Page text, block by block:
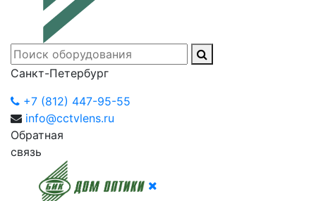
Санкт-Петербург
+7 (812) 447-95-55
info@cctvlens.ru
Обратная
связь